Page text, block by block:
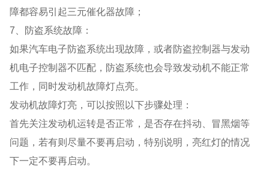
障都容易引起三元催化器故障；
7、防盗系统故障：
如果汽车电子防盗系统出现故障，或者防盗控制器与发动
机电子控制器不匹配，防盗系统也会导致发动机不能正常
工作，同时发动机故障灯点亮。
发动机故障灯亮，可以按照以下步骤处理：
首先关注发动机运转是否正常，是否存在抖动、冒黑烟等
问题，若有则尽量不要再启动，特别说明，亮红灯的情况
下一定不要再启动。